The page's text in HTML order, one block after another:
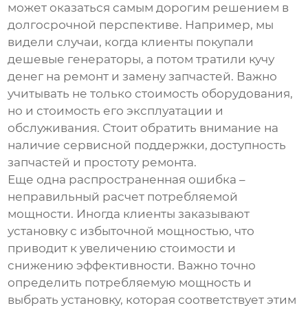
может оказаться самым дорогим решением в
долгосрочной перспективе. Например, мы
видели случаи, когда клиенты покупали
дешевые генераторы, а потом тратили кучу
денег на ремонт и замену запчастей. Важно
учитывать не только стоимость оборудования,
но и стоимость его эксплуатации и
обслуживания. Стоит обратить внимание на
наличие сервисной поддержки, доступность
запчастей и простоту ремонта.
Еще одна распространенная ошибка –
неправильный расчет потребляемой
мощности. Иногда клиенты заказывают
установку с избыточной мощностью, что
приводит к увеличению стоимости и
снижению эффективности. Важно точно
определить потребляемую мощность и
выбрать установку, которая соответствует этим